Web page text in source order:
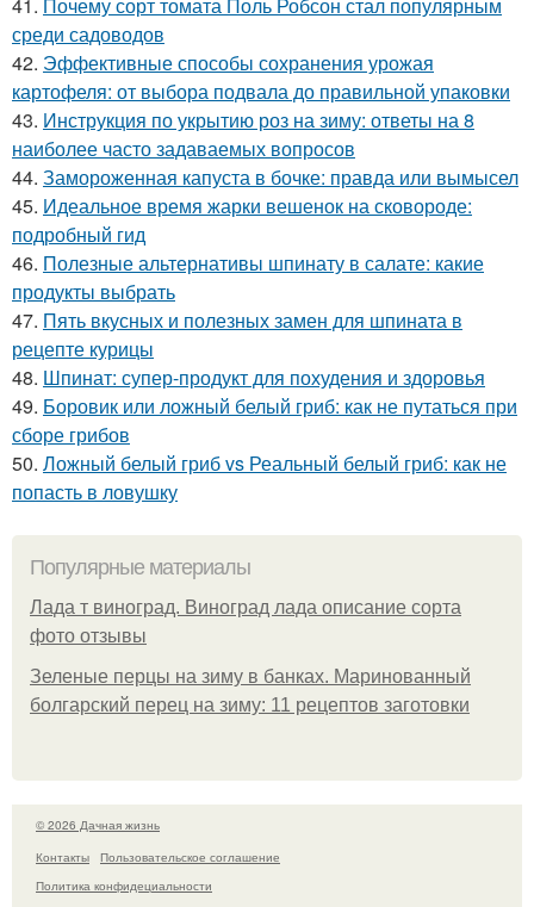
41. Почему сорт томата Поль Робсон стал популярным
среди садоводов
42. Эффективные способы сохранения урожая
картофеля: от выбора подвала до правильной упаковки
43. Инструкция по укрытию роз на зиму: ответы на 8
наиболее часто задаваемых вопросов
44. Замороженная капуста в бочке: правда или вымысел
45. Идеальное время жарки вешенок на сковороде:
подробный гид
46. Полезные альтернативы шпинату в салате: какие
продукты выбрать
47. Пять вкусных и полезных замен для шпината в
рецепте курицы
48. Шпинат: супер-продукт для похудения и здоровья
49. Боровик или ложный белый гриб: как не путаться при
сборе грибов
50. Ложный белый гриб vs Реальный белый гриб: как не
попасть в ловушку
Популярные материалы
Лада т виноград. Виноград лада описание сорта
фото отзывы
Зеленые перцы на зиму в банках. Маринованный
болгарский перец на зиму: 11 рецептов заготовки
© 2026 Дачная жизнь
Контакты
Пользовательское соглашение
Политика конфидециальности